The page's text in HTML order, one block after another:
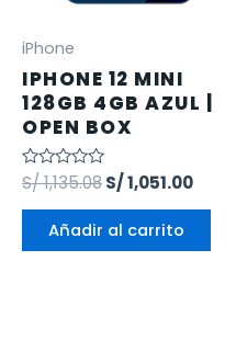
iPhone
IPHONE 12 MINI
128GB 4GB AZUL |
OPEN BOX
Valorado
en
0
S/1,135.08S/1,051.00
Añadir al carrito